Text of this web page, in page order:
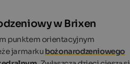
w Brixen
punktem orientacyjnym
jarmarku bożonarodzeniowego